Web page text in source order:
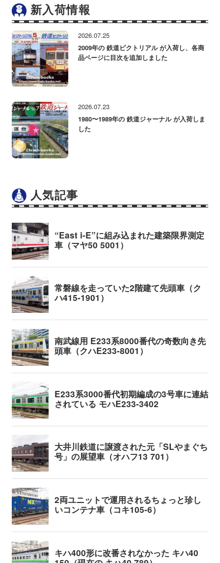
新入荷情報
2026.07.25
2009年の 鉄道ピクトリアル が入荷し、各商
品ページに目次を追加しました
2026.07.23
1980〜1989年の 鉄道ジャーナル が入荷しま
した
人気記事